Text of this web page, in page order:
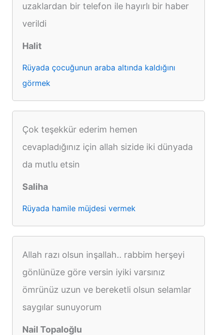
uzaklardan bir telefon ile hayırlı bir haber
verildi
Halit
Rüyada çocuğunun araba altında kaldığını
görmek
Çok teşekkür ederim hemen
cevapladığınız için allah sizide iki dünyada
da mutlu etsin
Saliha
Rüyada hamile müjdesi vermek
Allah razı olsun inşallah.. rabbim herşeyi
gönlünüze göre versin iyiki varsınız
ömrünüz uzun ve bereketli olsun selamlar
saygılar sunuyorum
Nail Topaloğlu